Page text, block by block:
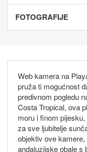
FOTOGRAFIJE
Web kamera na
pruža ti mogućnost
predivnom pogledu
Costa Tropical, ova
moru i finom
za sve ljubitelje
objektiv ove
andaluzijske obale s